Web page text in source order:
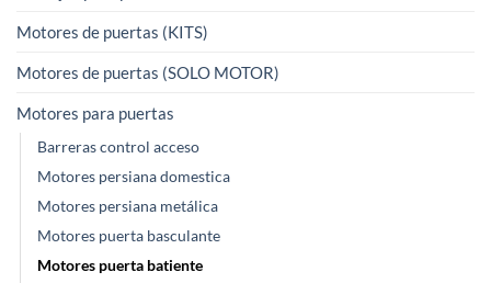
Motores de puertas (KITS)
Motores de puertas (SOLO MOTOR)
Motores para puertas
Barreras control acceso
Motores persiana domestica
Motores persiana metálica
Motores puerta basculante
Motores puerta batiente